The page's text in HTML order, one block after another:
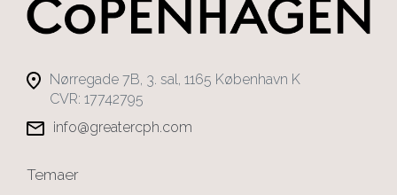
Nørregade 7B, 3. sal, 1165 København K
CVR: 17742795
info@greatercph.com
Temaer